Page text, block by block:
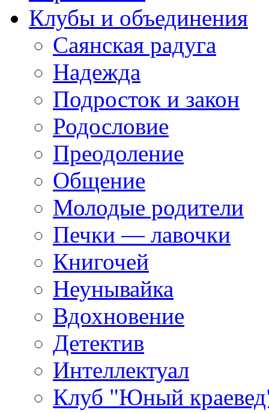
Клубы и объединения
Саянская радуга
Надежда
Подросток и закон
Родословие
Преодоление
Общение
Молодые родители
Печки — лавочки
Книгочей
Неунывайка
Вдохновение
Детектив
Интеллектуал
Клуб "Юный